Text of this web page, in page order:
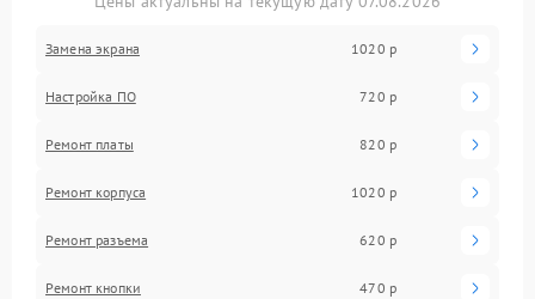
Замена экрана 1020 р
Настройка ПО 720 р
Ремонт платы 820 р
Ремонт корпуса 1020 р
Ремонт разъема 620 р
Ремонт кнопки 470 р